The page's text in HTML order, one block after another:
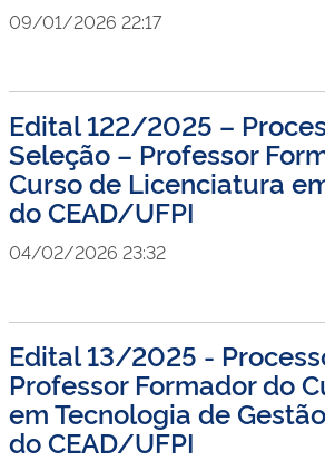
09/01/2026 22:17
Edital 122/2025 –
Seleção – Professor
Curso de Licenciatura
do CEAD/UFPI
04/02/2026 23:32
Edital 13/2025 -
Professor Formador do
em Tecnologia de
do CEAD/UFPI